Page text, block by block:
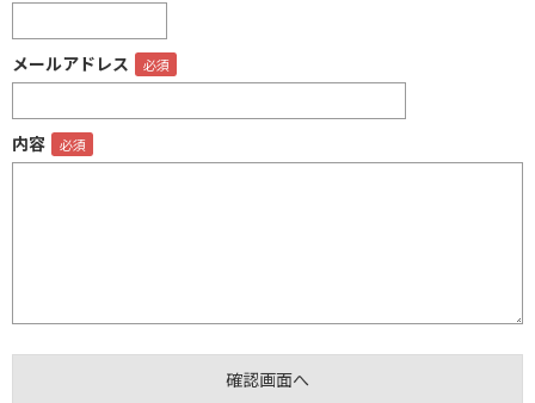
メールアドレス
内容